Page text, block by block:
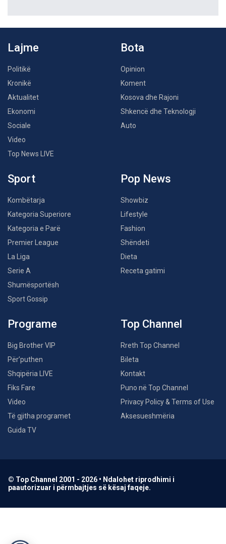
Lajme
Politikë
Kronikë
Aktualitet
Ekonomi
Sociale
Video
Top News LIVE
Bota
Opinion
Koment
Kosova dhe Rajoni
Shkencë dhe Teknologji
Auto
Sport
Kombëtarja
Kategoria Superiore
Kategoria e Parë
Premier League
La Liga
Serie A
Shumësportësh
Sport Gossip
Pop News
Showbiz
Lifestyle
Fashion
Shëndeti
Dieta
Receta gatimi
Programe
Big Brother VIP
Për’puthen
Shqipëria LIVE
Fiks Fare
Video
Të gjitha programet
Guida TV
Top Channel
Rreth Top Channel
Bileta
Kontakt
Puno në Top Channel
Privacy Policy & Terms of Use
Aksesueshmëria
© Top Channel 2001 - 2026 • Ndalohet riprodhimi i
paautorizuar i përmbajtjes së kësaj faqeje.